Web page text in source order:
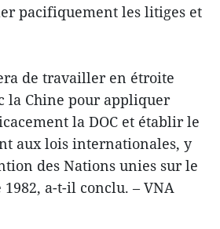
pacifiquement les litiges et
de travailler en étroite
la Chine pour appliquer
la DOC et établir le
aux lois internationales, y
des Nations unies sur le
a-t-il conclu. – VNA